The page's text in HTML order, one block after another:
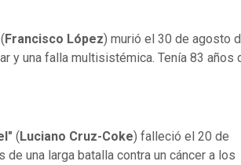
(Francisco López) murió el 30 de agosto
y una falla multisistémica. Tenía 83 años
(Luciano Cruz-Coke) falleció el 20 de
una larga batalla contra un cáncer a los